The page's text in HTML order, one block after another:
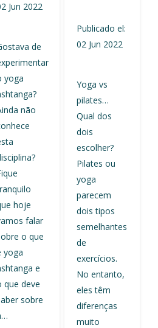
Jun 2022
de
yoga
não
hoje
falar
o que
yoga
e
que deve
sobre
Publicado el:
02 Jun 2022
Yoga vs
pilates…
Qual dos
dois
escolher?
Pilates ou
yoga
parecem
dois tipos
semelhantes
de
exercícios.
No entanto,
eles têm
diferenças
muito